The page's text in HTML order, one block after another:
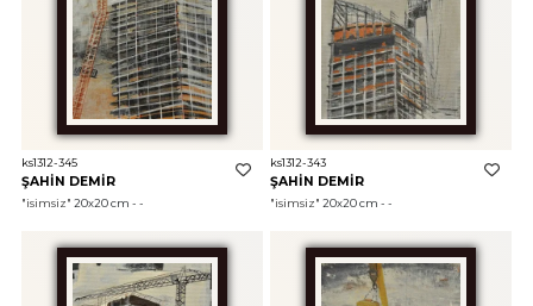
ks1312-345
ŞAHİN DEMİR
"isimsiz"
ks1312-343
ŞAHİN DEMİR
"isimsiz"